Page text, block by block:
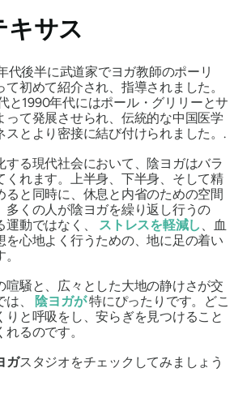
キサス
代後半に武道家でヨガ教師のポーリ
初めて紹介され、指導されました。
と1990年代にはポール・グリリーとサ
って発展させられ、伝統的な中国医学
スとより密接に結び付けられました。.
する現代社会において、陰ヨガはバラ
くれます。上半身、下半身、そして精
ると同時に、休息と内省のための空間
多くの人が陰ヨガを繰り返し行うの
運動ではなく、 ストレスを軽減し 、血
を心地よく行うための、地に足の着い
喧騒と、広々とした大地の静けさが交
、 陰ヨガが特にぴったりです。どこ
りと呼吸をし、安らぎを見つけること
るのです。
ガスタジオをチェックしてみましょう